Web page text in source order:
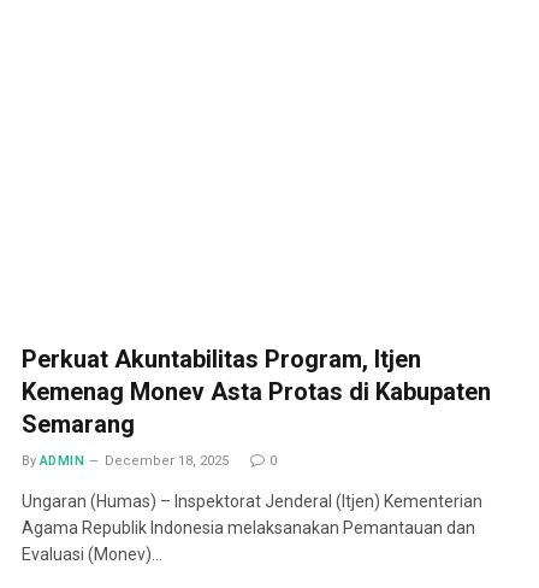
Perkuat Akuntabilitas Program, Itjen
Kemenag Monev Asta Protas di Kabupaten
Semarang
By ADMIN December 18, 2025 0
Ungaran (Humas) – Inspektorat Jenderal (Itjen) Kementerian
Agama Republik Indonesia melaksanakan Pemantauan dan
Evaluasi (Monev)…